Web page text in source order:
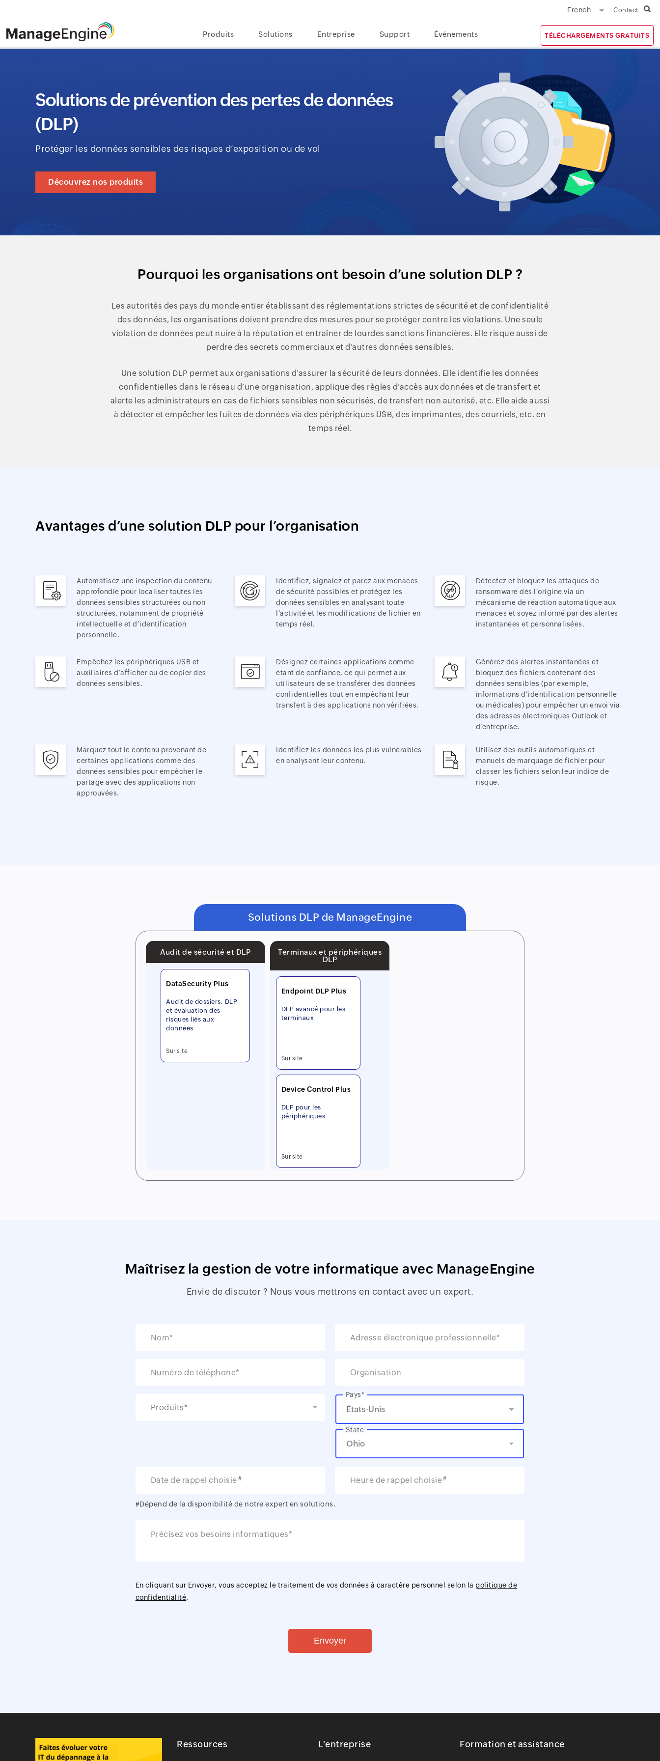
French Contact
Produits Solutions Entreprise Support Événements TÉLÉCHARGEMENTS GRATUITS
Solutions de prévention des pertes de données
(DLP)
Protéger les données sensibles des risques d’exposition ou de vol
Découvrez nos produits
Pourquoi les organisations ont besoin d’une solution DLP ?
Les autorités des pays du monde entier établissant des réglementations strictes de sécurité et de confidentialité
des données, les organisations doivent prendre des mesures pour se protéger contre les violations. Une seule
violation de données peut nuire à la réputation et entraîner de lourdes sanctions financières. Elle risque aussi de
perdre des secrets commerciaux et d’autres données sensibles.
Une solution DLP permet aux organisations d’assurer la sécurité de leurs données. Elle identifie les données
confidentielles dans le réseau d’une organisation, applique des règles d’accès aux données et de transfert et
alerte les administrateurs en cas de fichiers sensibles non sécurisés, de transfert non autorisé, etc. Elle aide aussi
à détecter et empêcher les fuites de données via des périphériques USB, des imprimantes, des courriels, etc. en
temps réel.
Avantages d’une solution DLP pour l’organisation
Automatisez une inspection du contenu
approfondie pour localiser toutes les
données sensibles structurées ou non
structurées, notamment de propriété
intellectuelle et d’identification
personnelle.
Identifiez, signalez et parez aux menaces
de sécurité possibles et protégez les
données sensibles en analysant toute
l’activité et les modifications de fichier en
temps réel.
Détectez et bloquez les attaques de
ransomware dès l’origine via un
mécanisme de réaction automatique aux
menaces et soyez informé par des alertes
instantanées et personnalisées.
Empêchez les périphériques USB et
auxiliaires d’afficher ou de copier des
données sensibles.
Désignez certaines applications comme
étant de confiance, ce qui permet aux
utilisateurs de se transférer des données
confidentielles tout en empêchant leur
transfert à des applications non vérifiées.
Générez des alertes instantanées et
bloquez des fichiers contenant des
données sensibles (par exemple,
informations d’identification personnelle
ou médicales) pour empêcher un envoi via
des adresses électroniques Outlook et
d’entreprise.
Marquez tout le contenu provenant de
certaines applications comme des
données sensibles pour empêcher le
partage avec des applications non
approuvées.
Identifiez les données les plus vulnérables
en analysant leur contenu.
Utilisez des outils automatiques et
manuels de marquage de fichier pour
classer les fichiers selon leur indice de
risque.
Solutions DLP de ManageEngine
Audit de sécurité et DLP
DataSecurity Plus
Audit de dossiers, DLP
et évaluation des
risques liés aux
données
Sur site
Terminaux et périphériques
DLP
Endpoint DLP Plus
DLP avancé pour les
terminaux
Sur site
Device Control Plus
DLP pour les
périphériques
Sur site
Maîtrisez la gestion de votre informatique avec ManageEngine
Envie de discuter ? Nous vous mettrons en contact avec un expert.
Nom* Adresse électronique professionnelle*
Numéro de téléphone* Organisation
Produits*
Pays*
State
Date de rappel choisie # Heure de rappel choisie#
#Dépend de la disponibilité de notre expert en solutions.
Précisez vos besoins informatiques*
En cliquant sur Envoyer, vous acceptez le traitement de vos données à caractère personnel selon la politique de
confidentialité.
Envoyer
Ressources L'entreprise Formation et assistance